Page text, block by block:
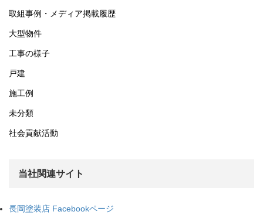
取組事例・メディア掲載履歴
大型物件
工事の様子
戸建
施工例
未分類
社会貢献活動
当社関連サイト
長岡塗装店 Facebookページ